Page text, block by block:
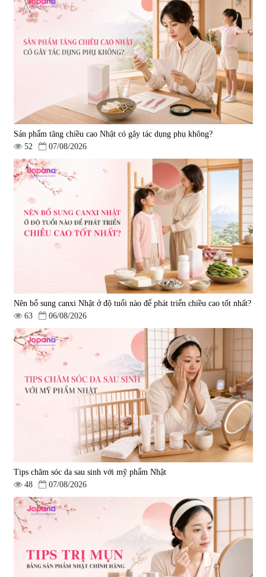
|13.760
580.000 đ
Gold 60 viên
|0
1.570.000 đ
Sản phẩm tăng chiều cao Nhật có gây tác dụng phụ không?
52
07/08/2026
Nên bổ sung canxi Nhật ở độ tuổi nào để phát triển chiều cao tốt nhất?
63
06/08/2026
Tips chăm sóc da sau sinh với mỹ phẩm Nhật
48
07/08/2026